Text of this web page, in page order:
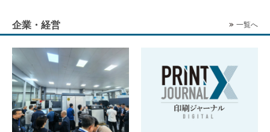
企業・経営 一覧へ